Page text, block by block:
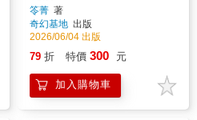
笭菁 著
奇幻基地 出版
2026/06/04 出版
79 折 特價 300 元
加入購物車